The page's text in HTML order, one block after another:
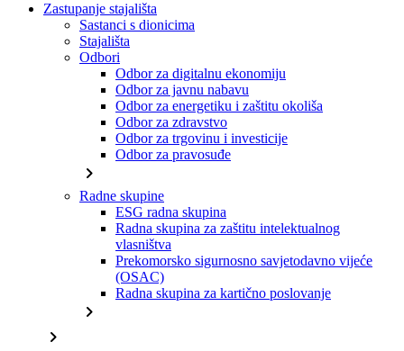
Zastupanje stajališta
Sastanci s dionicima
Stajališta
Odbori
Odbor za digitalnu ekonomiju
Odbor za javnu nabavu
Odbor za energetiku i zaštitu okoliša
Odbor za zdravstvo
Odbor za trgovinu i investicije
Odbor za pravosuđe
chevron_right
Radne skupine
ESG radna skupina
Radna skupina za zaštitu intelektualnog
vlasništva
Prekomorsko sigurnosno savjetodavno vijeće
(OSAC)
Radna skupina za kartično poslovanje
chevron_right
chevron_right